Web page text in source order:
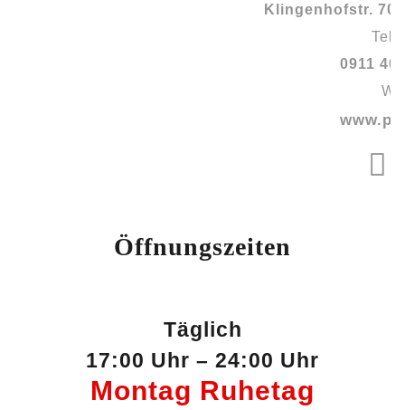
Klingenhofstr. 70 90411 Nürnberg
Öffnungszeiten
Täglich
17:00 Uhr – 24:00 Uhr
Montag Ruhetag